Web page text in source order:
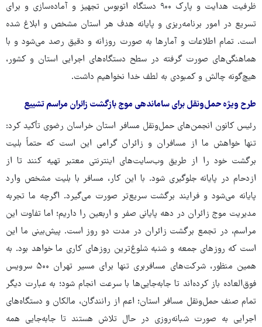
ظرفیت هدایت و پارک ۹۰۰ دستگاه اتوبوس تجهیز و آماده‌سازی و برای
تسریع در امور برنامه‌ریزی و پایانه هدف هر استان مشخص و ابلاغ شده
است. تمام اطلاعات و آمارها به صورت روزانه و دقیق رصد می‌شود و با
هماهنگی‌های صورت گرفته در سطح دستگاه‌های اجرایی استان و کشور،
هیچ‌گونه چالش و کمبودی به لطف خدا نخواهیم داشت.
طرح ویژه حمل‌ونقل برای ساماندهی موج بازگشت زائران مراسم تشییع
رئیس کانون انجمن‌های حمل‌ونقل مسافر استان خراسان رضوی تأکید کرد:
تنها خواهش ما از مسافران و زائران گرامی این است که حتماً بلیت
برگشت خود را از طریق وب‌سایت‌های اینترنتی معتبر تهیه کنند تا از
ازدحام در پایانه جلوگیری شود. با این کار، مسافر با بلیت مشخص وارد
پایانه می‌شود و فرایند برگشت سریع‌تر صورت می‌گیرد. اگرچه ما تجربه
مدیریت موج زائران در دهه پایانی صفر و اربعین را داریم؛ اما تفاوت این
مراسم، در تجمع برگشت زائران در مدت دو روز است. پیش‌بینی ما این
است که روزهای جمعه و شنبه شلوغ‌ترین روزهای کاری ما خواهد بود. به
همین منظور، شرکت‌های مسافربری تنها برای مسیر تهران ۵۰۰ سرویس
فوق‌العاده باز کرده‌اند تا جابه‌جایی‌ها با سرعت انجام شود؛ به عبارت دیگر
تمام صنف حمل‌ونقل مسافر استان؛ اعم از رانندگان، مالکان و دستگاه‌های
اجرایی به صورت شبانه‌روزی در حال تلاش هستند تا جابه‌جایی همه